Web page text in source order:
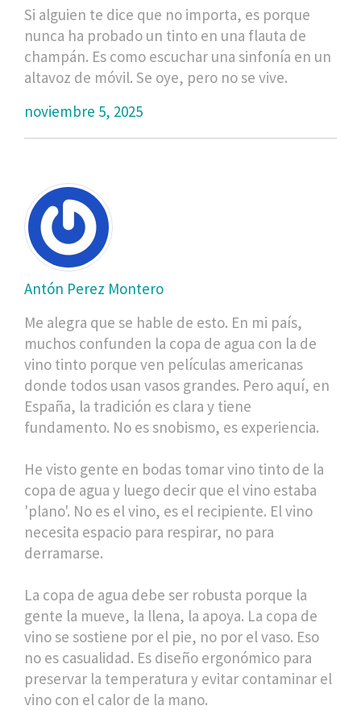
Si alguien te dice que no importa, es porque
nunca ha probado un tinto en una flauta de
champán. Es como escuchar una sinfonía en un
altavoz de móvil. Se oye, pero no se vive.
noviembre 5, 2025
Antón Perez Montero
Me alegra que se hable de esto. En mi país,
muchos confunden la copa de agua con la de
vino tinto porque ven películas americanas
donde todos usan vasos grandes. Pero aquí, en
España, la tradición es clara y tiene
fundamento. No es snobismo, es experiencia.
He visto gente en bodas tomar vino tinto de la
copa de agua y luego decir que el vino estaba
'plano'. No es el vino, es el recipiente. El vino
necesita espacio para respirar, no para
derramarse.
La copa de agua debe ser robusta porque la
gente la mueve, la llena, la apoya. La copa de
vino se sostiene por el pie, no por el vaso. Eso
no es casualidad. Es diseño ergonómico para
preservar la temperatura y evitar contaminar el
vino con el calor de la mano.